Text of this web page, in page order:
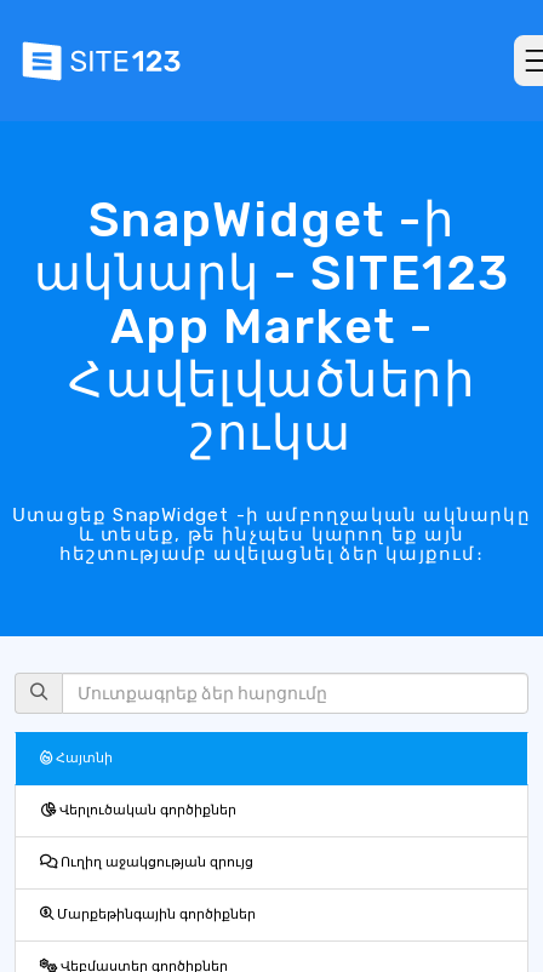
SnapWidget -ի
ակնարկ - SITE123
App Market -
Հավելվածների
շուկա
Ստացեք SnapWidget -ի ամբողջական ակնարկը
և տեսեք, թե ինչպես կարող եք այն
հեշտությամբ ավելացնել ձեր կայքում։
Հայտնի
Վերլուծական գործիքներ
Ուղիղ աջակցության զրույց
Մարքեթինգային գործիքներ
Վեբմաստեր գործիքներ